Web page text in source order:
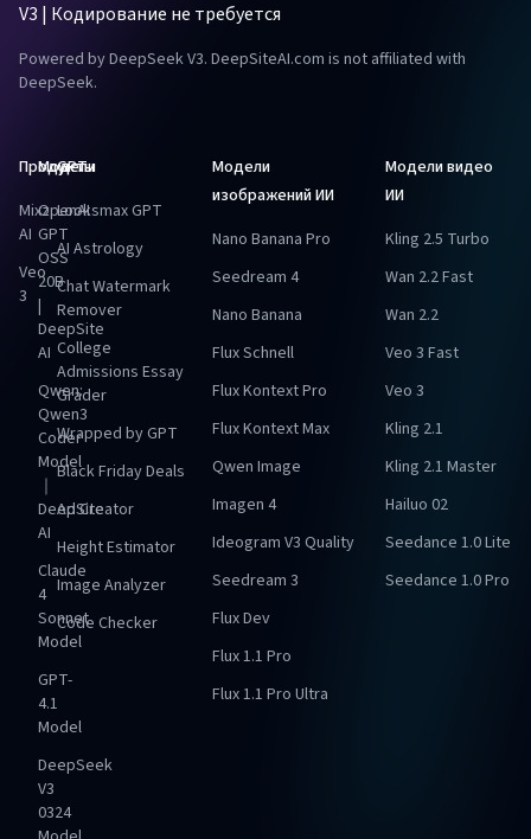
V3 | Кодирование не требуется
Powered by DeepSeek V3. DeepSiteAI.com is not affiliated with
DeepSeek.
Продукты
Mixz
AI
Veo
3
Модели
OpenAI
GPT
OSS
20B
|
DeepSite
AI
Qwen:
Qwen3
Coder
Model
｜
DeepSite
AI
Claude
4
Sonnet
Model
GPT-
4.1
Model
DeepSeek
V3
0324
GPT
Looksmax GPT
AI Astrology
Chat Watermark
Remover
College
Admissions Essay
Grader
Wrapped by GPT
Black Friday Deals
Ad Creator
Height Estimator
Image Analyzer
Code Checker
Модели
изображений ИИ
Nano Banana Pro
Seedream 4
Nano Banana
Flux Schnell
Flux Kontext Pro
Flux Kontext Max
Qwen Image
Imagen 4
Ideogram V3 Quality
Seedream 3
Flux Dev
Flux 1.1 Pro
Flux 1.1 Pro Ultra
Модели видео
ИИ
Kling 2.5 Turbo
Wan 2.2 Fast
Wan 2.2
Veo 3 Fast
Veo 3
Kling 2.1
Kling 2.1 Master
Hailuo 02
Seedance 1.0 Lite
Seedance 1.0 Pro